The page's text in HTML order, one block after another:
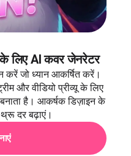
लिए AI कवर जेनरेटर
जो ध्यान आकर्षित करें।
और वीडियो प्रीव्यू के लिए
है। आकर्षक डिज़ाइन के
दर बढ़ाएं।